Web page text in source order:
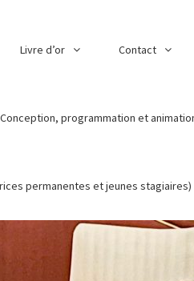
Livre d’or Contact
Conception, programmation et
permanentes et jeunes stagiaires)